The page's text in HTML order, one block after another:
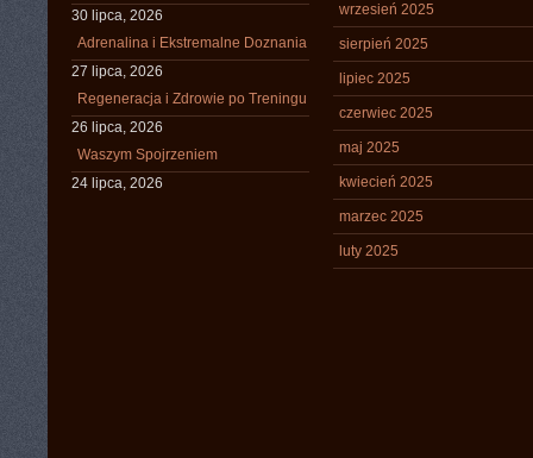
30 lipca, 2026
Adrenalina i Ekstremalne Doznania
27 lipca, 2026
Regeneracja i Zdrowie po Treningu
26 lipca, 2026
Waszym Spojrzeniem
24 lipca, 2026
wrzesień 2025
sierpień 2025
lipiec 2025
czerwiec 2025
maj 2025
kwiecień 2025
marzec 2025
luty 2025